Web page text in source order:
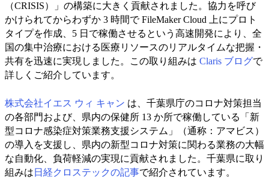
（CRISIS）」の構築に大きく貢献されました。協力を呼び
かけられてからわずか 3 時間で FileMaker Cloud 上にプロト
タイプを作成、5 日で稼働させるという高速開発により、全
国の集中治療における医療リソースのリアルタイムな把握・
共有を迅速に実現しました。この取り組みは Claris ブログで
詳しくご紹介しています。
株式会社イエス ウィ キャン は、千葉県庁のコロナ対策担当
の各部門および、県内の保健所 13 か所で稼働している「新
型コロナ感染症対策業務支援システム」（通称：アマビス）
の導入を支援し、県内の新型コロナ対策に関わる業務の大幅
な自動化、負荷軽減の実現に貢献されました。千葉県に取り
組みは 日経クロステックの記事で紹介されています。